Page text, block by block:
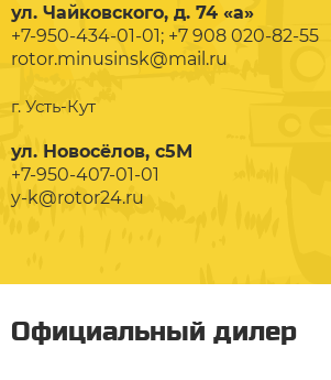
ул. Чайковского, д. 74 «а»
+7-950-434-01-01; +7 908 020-82-55
rotor.minusinsk@mail.ru
г. Усть-Кут
ул. Новосёлов, с5М
+7-950-407-01-01
y-k@rotor24.ru
Официальный дилер